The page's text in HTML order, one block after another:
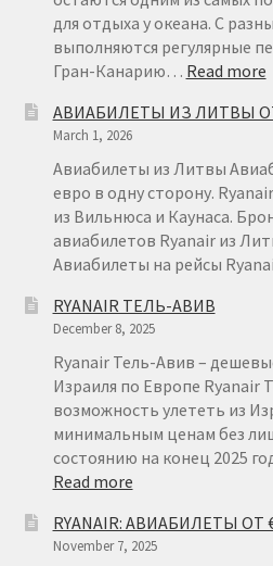
для отдыха у океана. С
выполняются регулярные
Гран-Канарию… Read more:
АВИАБИЛЕТЫ ИЗ ЛИТВЫ
March 1, 2026
Авиабилеты из Литвы
евро в одну сторону.
из Вильнюса и Каунаса.
авиабилетов Ryanair из
Авиабилеты на рейсы
RYANAIR ТЕЛЬ-АВИВ
December 8, 2025
Ryanair Тель-Авив –
Израиля по Европе Ryanair
возможность улететь из
минимальным ценам без
состоянию на конец 2025
Read more:
ТЕЛЬ-
АВИВ
RYANAIR: АВИАБИЛЕТЫ ОТ
November 7, 2025